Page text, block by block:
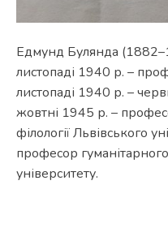
Едмунд Булянда
листопаді 1940 р. –
листопаді 1940 р. –
жовтні 1945 р. –
філології Львівського
професор
університету.